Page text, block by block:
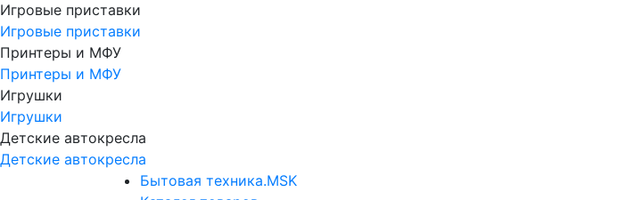
Игровые приставки
Игровые приставки
Принтеры и МФУ
Принтеры и МФУ
Игрушки
Игрушки
Детские автокресла
Детские автокресла
Бытовая техника.MSK